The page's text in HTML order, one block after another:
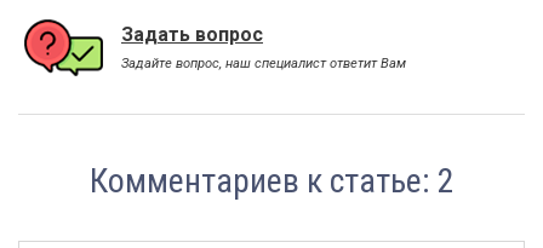
Задать вопрос
Задайте вопрос, наш специалист ответит Вам
Комментариев к статье: 2